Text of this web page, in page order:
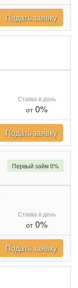
Подать заявку
Ставка в день
от0%
Подать заявку
Ставка в день
от0%
Первый займ 0%
Подать заявку